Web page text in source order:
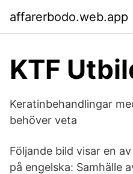
affarerbodo.web.app
KTF
Keratinbehandlingar
behöver veta
Följande bild visar en
på engelska: Samhälle